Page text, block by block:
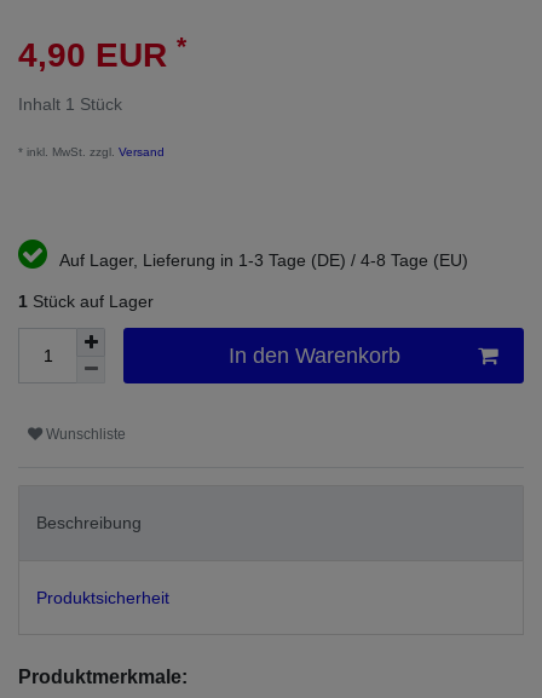
4,90 EUR *
Inhalt 1 Stück
* inkl. MwSt. zzgl. Versand
Auf Lager, Lieferung in 1-3 Tage (DE) / 4-8 Tage (EU)
1 Stück auf Lager
In den Warenkorb
Wunschliste
Beschreibung
Produktsicherheit
Produktmerkmale: